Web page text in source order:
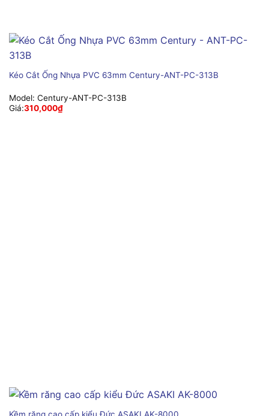
Kéo Cắt Ống Nhựa PVC 63mm Century-ANT-PC-313B
Model: Century-ANT-PC-313B
Giá:310,000₫